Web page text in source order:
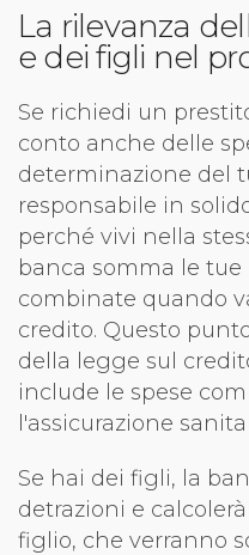
La rilevanza
e dei figli nel
Se richiedi un
conto anche delle
determinazione del
responsabile in
perché vivi nella
banca somma le
combinate quando
credito. Questo
della legge sul
include le spese
l'assicurazione
Se hai dei figli, la
detrazioni e
figlio, che verranno